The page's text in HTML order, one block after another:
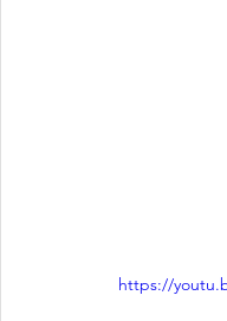
https://